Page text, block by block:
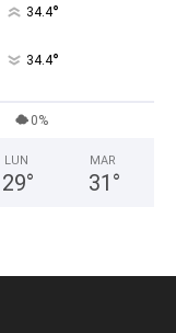
34.4°
34.4°
0%
LUN
29°
MAR
31 °